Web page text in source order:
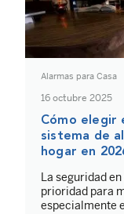
Alarmas para Casa
16 octubre 2025
Cómo elegir
sistema de
hogar en
La seguridad
prioridad para
especialmente